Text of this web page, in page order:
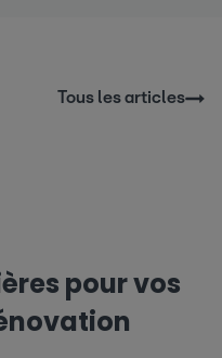
Tous les articles
pour vos